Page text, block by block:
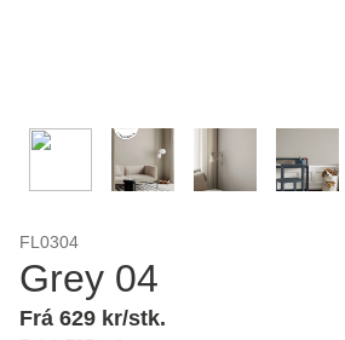
FL0304
Grey 04
Frá 629 kr/stk.